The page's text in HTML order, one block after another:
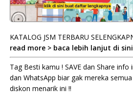
KATALOG JSM TERBARU
read more > baca lebih lanjut di sini
Tag Besti kamu ! SAVE dan Share info
dan WhatsApp biar gak mereka
diskon menarik ini !!